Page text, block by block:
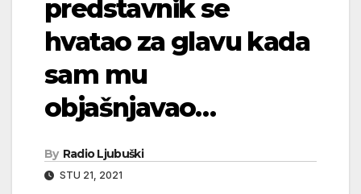
predstavnik se
hvatao za glavu kada
sam mu
objašnjavao…
By Radio Ljubuški
STU 21, 2021